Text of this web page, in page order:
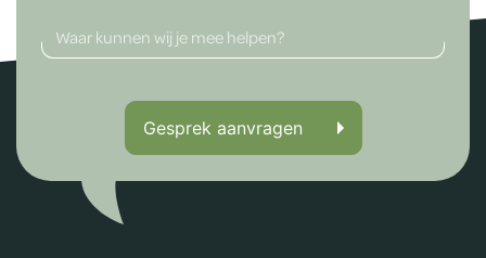
Gesprek aanvragen